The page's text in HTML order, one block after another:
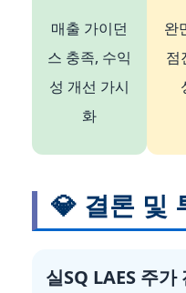
매출 가이던
스 충족, 수익
성 개선 가시
화
완
점
💎 결론 및
실SQ LAES 주가